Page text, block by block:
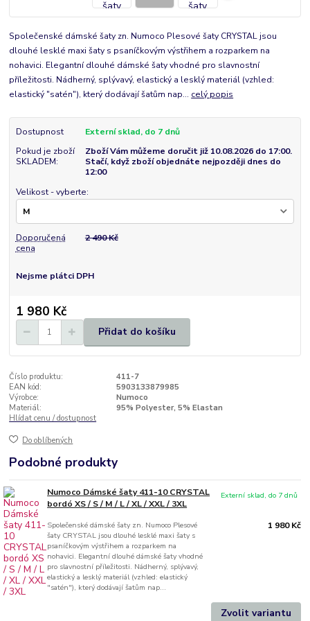
Společenské dámské šaty zn. Numoco Plesové šaty CRYSTAL jsou
dlouhé lesklé maxi šaty s psaníčkovým výstřihem a rozparkem na
nohavici. Elegantní dlouhé dámské šaty vhodné pro slavnostní
příležitosti. Nádherný, splývavý, elastický a lesklý materiál (vzhled:
elastický "satén"), který dodávají šatům nap... celý popis
Dostupnost
Externí sklad, do 7 dnů
Pokud je zboží
SKLADEM:
Zboží Vám můžeme doručit již 10.08.2026 do 17:00.
Stačí, když zboží objednáte nejpozději dnes do
12:00
Velikost - vyberte:
Doporučená
cena
2 490 Kč
Nejsme plátci DPH
1 980 Kč
Přidat do košíku
Číslo produktu:
411-7
EAN kód:
5903133879985
Výrobce:
Numoco
Materiál:
95% Polyester, 5% Elastan
Hlídat cenu / dostupnost
Do oblíbených
Podobné produkty
Numoco Dámské šaty 411-10 CRYSTAL
bordó XS / S / M / L / XL / XXL / 3XL
Společenské dámské šaty zn. Numoco Plesové
šaty CRYSTAL jsou dlouhé lesklé maxi šaty s
psaníčkovým výstřihem a rozparkem na
nohavici. Elegantní dlouhé dámské šaty vhodné
pro slavnostní příležitosti. Nádherný, splývavý,
elastický a lesklý materiál (vzhled: elastický
"satén"), který dodávají šatům nap...
1 980 Kč
Externí sklad, do 7 dnů
Zvolit variantu